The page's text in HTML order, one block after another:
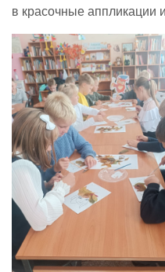
в красочные аппликации